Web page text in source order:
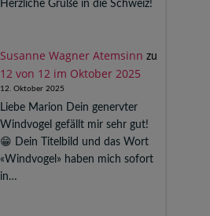
Herzliche Grüße in die Schweiz!
Susanne Wagner Atemsinn zu
12 von 12 im Oktober 2025
12. Oktober 2025
Liebe Marion Dein genervter
Windvogel gefällt mir sehr gut!
😁 Dein Titelbild und das Wort
«Windvogel» haben mich sofort
in…